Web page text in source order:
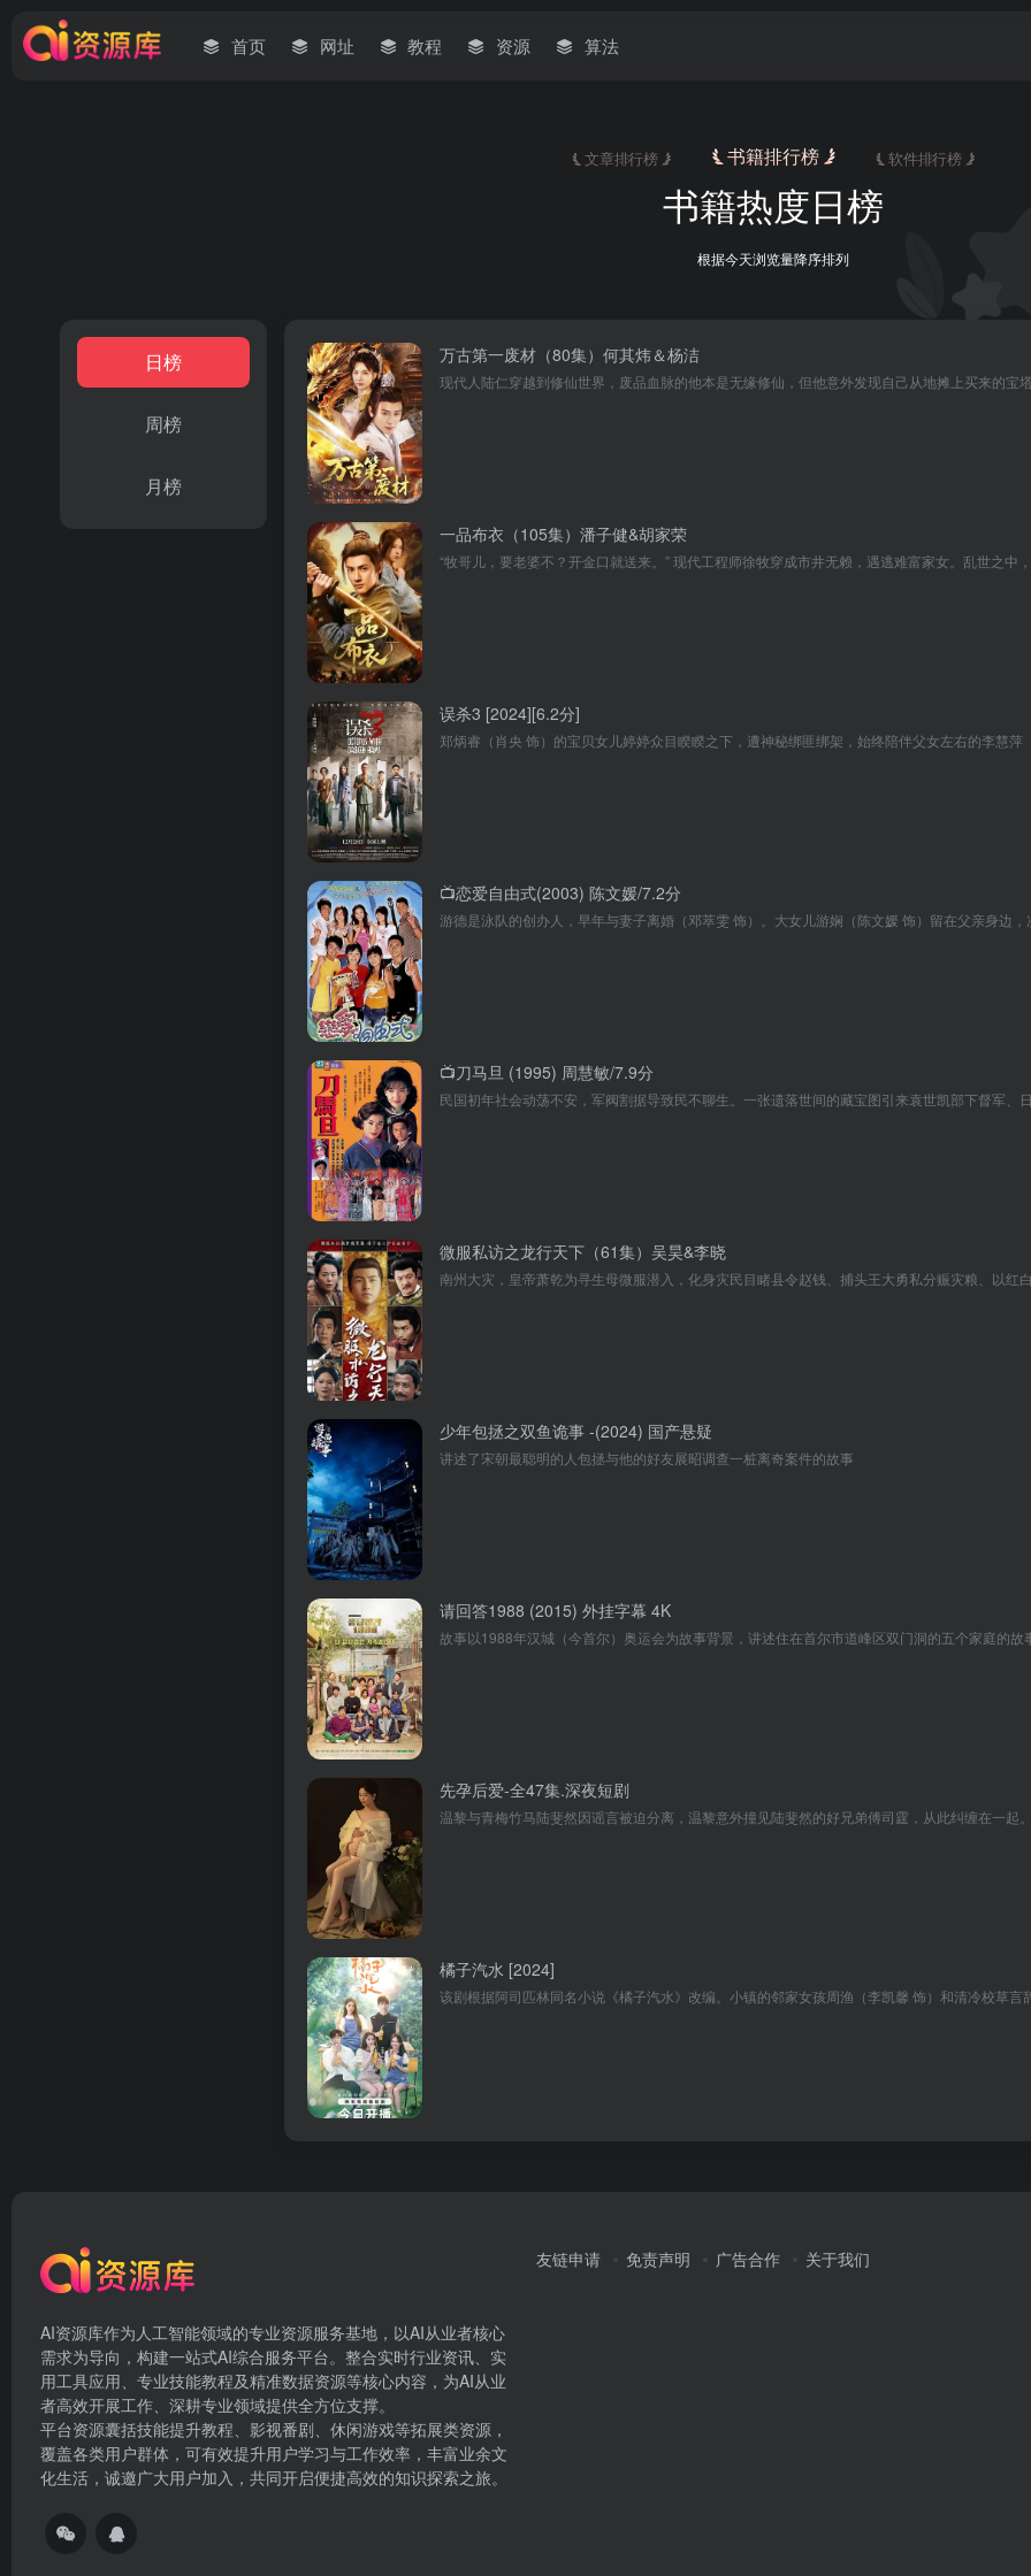
首页 网址 教程 资源 算法
书籍排行榜 软件排行榜
文章排行榜
书籍热度日榜
根据今天浏览量降序排列
日榜
周榜
月榜
万古第一废材（80集）何其炜＆杨洁
一品布衣（105集）潘子健&胡家荣
误杀3 [2024][6.2分]
📺恋爱自由式(2003) 陈文媛/7.2分
📺刀马旦 (1995) 周慧敏/7.9分
微服私访之龙行天下（61集）吴昊&李晓
少年包拯之双鱼诡事‎ -(2024) 国产悬疑
讲述了宋朝最聪明的人包拯与他的好友展昭调查一桩离奇案件的故事
请回答1988 (2015) 外挂字幕 4K
先孕后爱-全47集.深夜短剧
橘子汽水 [2024]
AI资源库作为人工智能领域的专业资源服务基地，以AI从业者核心
需求为导向，构建一站式AI综合服务平台。整合实时行业资讯、实
用工具应用、专业技能教程及精准数据资源等核心内容，为AI从业
者高效开展工作、深耕专业领域提供全方位支撑。
平台资源囊括技能提升教程、影视番剧、休闲游戏等拓展类资源，
覆盖各类用户群体，可有效提升用户学习与工作效率，丰富业余文
化生活，诚邀广大用户加入，共同开启便捷高效的知识探索之旅。
友链申请 免责声明 广告合作 关于我们